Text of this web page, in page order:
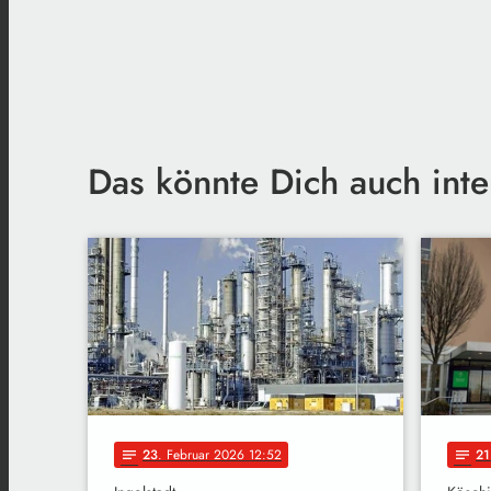
Das könnte Dich auch
notes 23. Februar 2026 12:52 notes 21